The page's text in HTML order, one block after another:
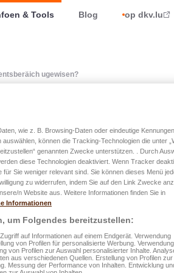
& Tools Blog op dkv.lu
ugewisen?
vu
Home ugewisen:
Pro (nëmme fir
wie z. B. Browsing-Daten oder eindeutige
können die Tracking-Technologien die unter
genannten Zwecke unterstützen. . Durch
diese Technologien deaktiviert. Wenn Tracker
Sie weniger relevant sind. Sie können dieses Menü
zu widerrufen, indem Sie auf den Link Zwecke
n Website aus. Weitere Informationen finden Sie in
Informationen
um Folgendes bereitzustellen:
auf Informationen auf einem Endgerät. Verwendung
von Profilen für personalisierte Werbung.
von Profilen zur Auswahl personalisierter Inhalte.
aus verschiedenen Quellen. Erstellung von Profilen zur
Messung der Performance von Inhalten. Entwicklung